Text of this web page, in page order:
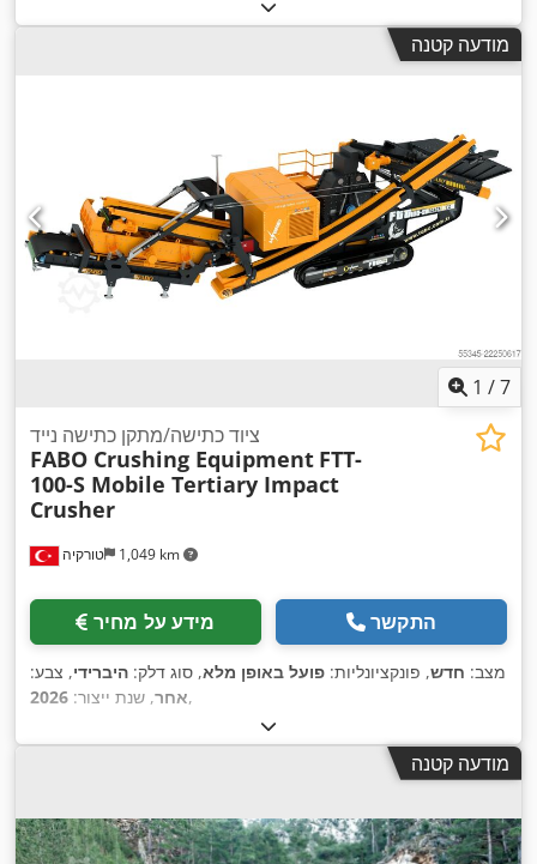
מודעה קטנה
1 /7
טורקיה 1,049 km
ציוד כתישה/מתקן כתישה נייד
FABO Crushing Equipment FTT-
100-S Mobile Tertiary Impact
Crusher
מידע על מחיר התקשר
מצב: חדש, פונקציונליות: פועל באופן מלא, סוג דלק: היברידי, צבע:
אחר, שנת ייצור: 2026 ,
מודעה קטנה